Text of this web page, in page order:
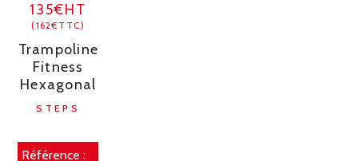
135€HT
(162€TTC)
Trampoline
Fitness
Hexagonal
STEPS
Référence :